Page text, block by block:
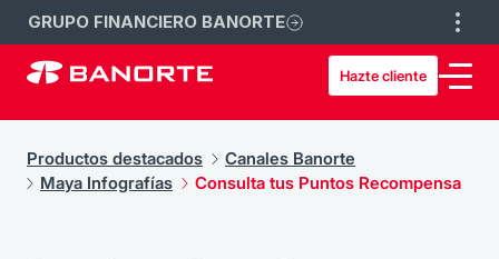
GRUPO FINANCIERO BANORTE
Hazte cliente
Productos destacados
Canales Banorte
Maya Infografías
Consulta tus Puntos Recompensa